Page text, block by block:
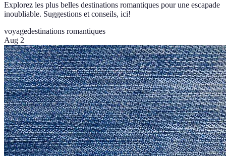
Explorez les plus belles destinations romantiques pour une escapade
inoubliable. Suggestions et conseils, ici!
voyagedestinations romantiques
Aug 2